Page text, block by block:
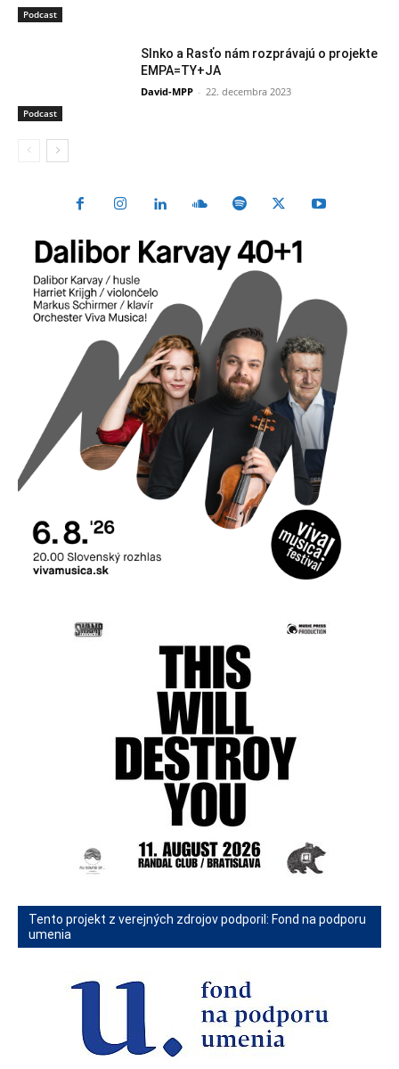
Podcast
Podcast
Slnko a Rasťo nám rozprávajú o projekte
EMPA=TY+JA
David-MPP - 22. decembra 2023
Tento projekt z verejných zdrojov podporil: Fond na podporu
umenia